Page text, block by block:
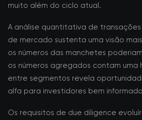
muito além do ciclo atual.
A análise quantitativa de
de mercado sustenta uma visão
os números das manchetes
os números agregados contam uma
entre segmentos revela
alfa para investidores bem
Os requisitos de due diligence